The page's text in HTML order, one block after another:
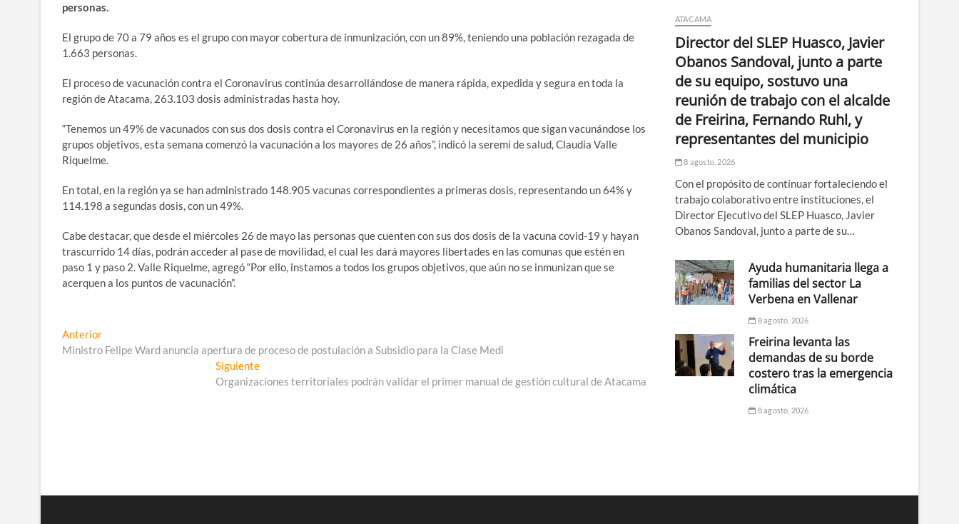
personas.
El grupo de 70 a 79 años es el grupo con mayor cobertura de inmunización, con un 89%, teniendo una población rezagada de
1.663 personas.
El proceso de vacunación contra el Coronavirus continúa desarrollándose de manera rápida, expedida y segura en toda la
región de Atacama, 263.103 dosis administradas hasta hoy.
“Tenemos un 49% de vacunados con sus dos dosis contra el Coronavirus en la región y necesitamos que sigan vacunándose los
grupos objetivos, esta semana comenzó la vacunación a los mayores de 26 años”, indicó la seremi de salud, Claudia Valle
Riquelme.
En total, en la región ya se han administrado 148.905 vacunas correspondientes a primeras dosis, representando un 64% y
114.198 a segundas dosis, con un 49%.
Cabe destacar, que desde el miércoles 26 de mayo las personas que cuenten con sus dos dosis de la vacuna covid-19 y hayan
trascurrido 14 días, podrán acceder al pase de movilidad, el cual les dará mayores libertades en las comunas que estén en
paso 1 y paso 2. Valle Riquelme, agregó “Por ello, instamos a todos los grupos objetivos, que aún no se inmunizan que se
acerquen a los puntos de vacunación”.
Navegación
de
AnteriorEntrada
anterior:
Ministro Felipe Ward anuncia apertura de proceso de postulación a Subsidio para la Clase Medi
SiguienteEntrada
siguiente:
Organizaciones territoriales podrán validar el primer manual de gestión cultural de Atacama
ATACAMA
Director del SLEP Huasco, Javier
Obanos Sandoval, junto a parte
de su equipo, sostuvo una
reunión de trabajo con el alcalde
de Freirina, Fernando Ruhl, y
representantes del municipio
8 agosto, 2026
Con el propósito de continuar fortaleciendo el
trabajo colaborativo entre instituciones, el
Director Ejecutivo del SLEP Huasco, Javier
Obanos Sandoval, junto a parte de su…
Ayuda humanitaria llega a
familias del sector La
Verbena en Vallenar
8 agosto, 2026
Freirina levanta las
demandas de su borde
costero tras la emergencia
climática
8 agosto, 2026